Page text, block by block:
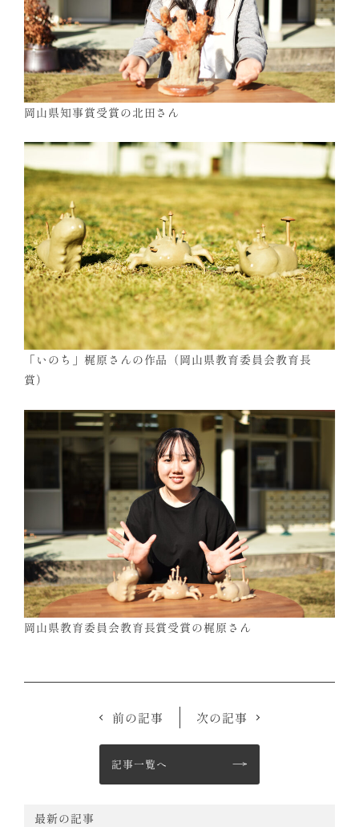
最新の記事
岡山県知事賞受賞の北田さん
「いのち」梶原さんの作品（岡山県教育委員会教育長
賞）
岡山県教育委員会教育長賞受賞の梶原さん
記事一覧へ
前の記事 次の記事